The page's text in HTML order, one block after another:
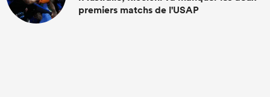
premiers matchs de l'USAP